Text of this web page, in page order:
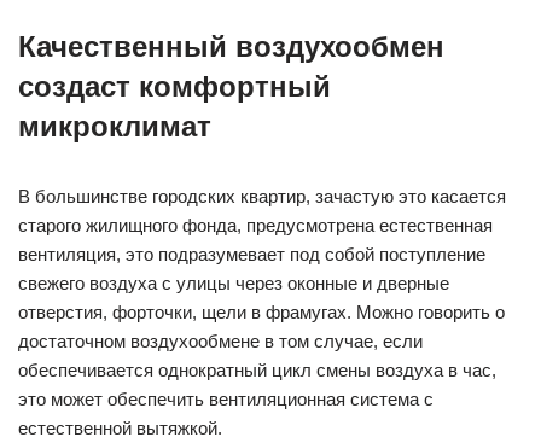
Качественный воздухообмен
создаст комфортный
микроклимат
В большинстве городских квартир, зачастую это касается
старого жилищного фонда, предусмотрена естественная
вентиляция, это подразумевает под собой поступление
свежего воздуха с улицы через оконные и дверные
отверстия, форточки, щели в фрамугах. Можно говорить о
достаточном воздухообмене в том случае, если
обеспечивается однократный цикл смены воздуха в час,
это может обеспечить вентиляционная система с
естественной вытяжкой.